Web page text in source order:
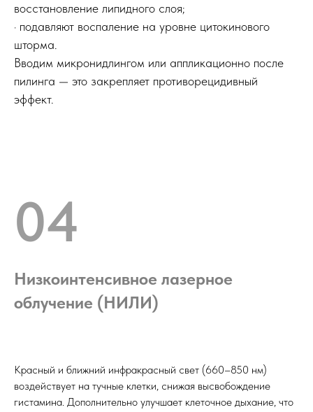
восстановление липидного слоя;
· подавляют воспаление на уровне цитокинового
шторма.
Вводим микронидлингом или аппликационно после
пилинга — это закрепляет противорецидивный
эффект.
04
Низкоинтенсивное лазерное
облучение (НИЛИ)
Красный и ближний инфракрасный свет (660–850 нм)
воздействует на тучные клетки, снижая высвобождение
гистамина. Дополнительно улучшает клеточное дыхание, что